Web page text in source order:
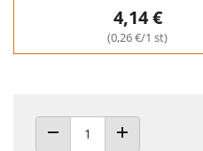
4,14 €
(0,26 €/1 st)